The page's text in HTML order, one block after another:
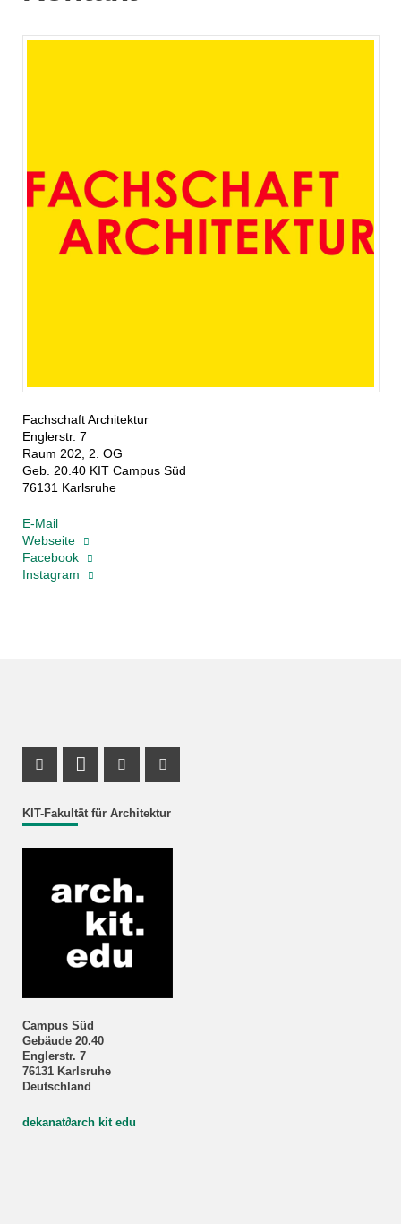
Fachschaft Architektur
Englerstr. 7
Raum 202, 2. OG
Geb. 20.40 KIT Campus Süd
76131 Karlsruhe
E-Mail
Webseite
Facebook
Instagram
KIT-Fakultät für Architektur
Campus Süd
Gebäude 20.40
Englerstr. 7
76131 Karlsruhe
Deutschland
dekanat∂arch kit edu
Instagram Profil
LinkedIn Profil
Youtube Profil
Facebook Profil